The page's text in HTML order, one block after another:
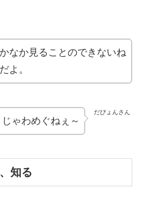
なか見ることのできないね
よ。
だびょんさん
ゃわめぐねぇ～
知る